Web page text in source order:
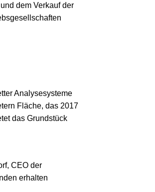
dem Verkauf der
Analysesysteme
Fläche, das 2017
das Grundstück
CEO der
erhalten